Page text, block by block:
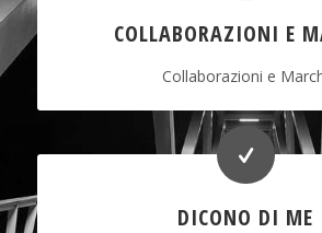
COLLABORAZIONI E
Collaborazioni e
DICONO DI ME